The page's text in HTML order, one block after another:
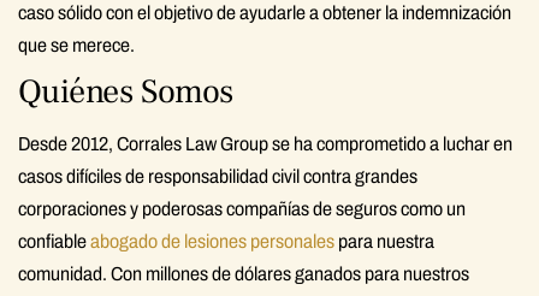
caso sólido con el objetivo de ayudarle a obtener la indemnización
que se merece.
Quiénes Somos
Desde 2012, Corrales Law Group se ha comprometido a luchar en
casos difíciles de responsabilidad civil contra grandes
corporaciones y poderosas compañías de seguros como un
confiableabogado de lesiones personales para nuestra
comunidad. Con millones de dólares ganados para nuestros